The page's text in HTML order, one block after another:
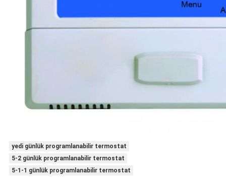
yedi günlük programlanabilir termostat
5-2 günlük programlanabilir termostat
5-1-1 günlük programlanabilir termostat